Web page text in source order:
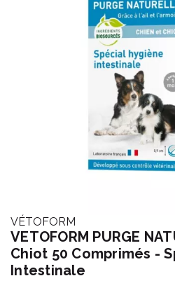
VÉTOFORM
VETOFORM PURGE
Chiot 50 Comprimés -
Intestinale